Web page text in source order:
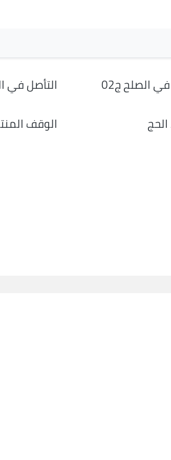
الصلح ج02
التأصل في
الوقف